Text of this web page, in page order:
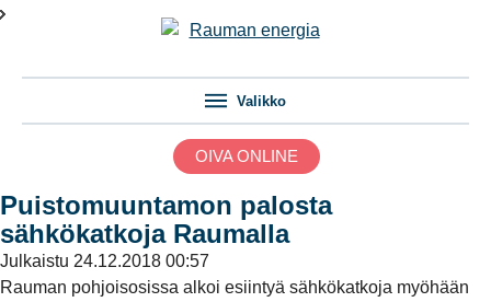
Valikko
OIVA ONLINE
Puistomuuntamon palosta
sähkökatkoja Raumalla
Julkaistu 24.12.2018 00:57
Rauman pohjoisosissa alkoi esiintyä sähkökatkoja myöhään